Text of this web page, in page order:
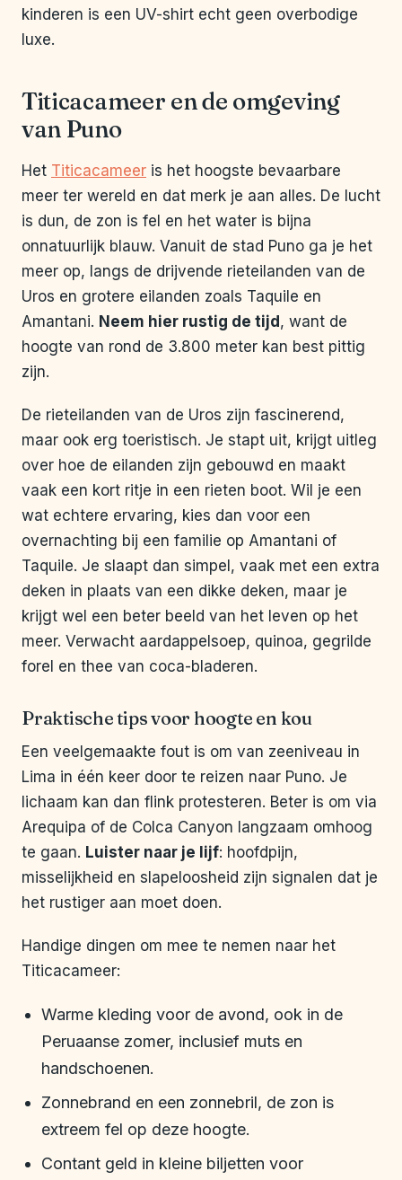
kinderen is een UV-shirt echt geen overbodige
luxe.
Titicacameer en de omgeving
van Puno
Het Titicacameer is het hoogste bevaarbare
meer ter wereld en dat merk je aan alles. De lucht
is dun, de zon is fel en het water is bijna
onnatuurlijk blauw. Vanuit de stad Puno ga je het
meer op, langs de drijvende rieteilanden van de
Uros en grotere eilanden zoals Taquile en
Amantani. Neem hier rustig de tijd , want de
hoogte van rond de 3.800 meter kan best pittig
zijn.
De rieteilanden van de Uros zijn fascinerend,
maar ook erg toeristisch. Je stapt uit, krijgt uitleg
over hoe de eilanden zijn gebouwd en maakt
vaak een kort ritje in een rieten boot. Wil je een
wat echtere ervaring, kies dan voor een
overnachting bij een familie op Amantani of
Taquile. Je slaapt dan simpel, vaak met een extra
deken in plaats van een dikke deken, maar je
krijgt wel een beter beeld van het leven op het
meer. Verwacht aardappelsoep, quinoa, gegrilde
forel en thee van coca-bladeren.
Praktische tips voor hoogte en kou
Een veelgemaakte fout is om van zeeniveau in
Lima in één keer door te reizen naar Puno. Je
lichaam kan dan flink protesteren. Beter is om via
Arequipa of de Colca Canyon langzaam omhoog
te gaan. Luister naar je lijf: hoofdpijn,
misselijkheid en slapeloosheid zijn signalen dat je
het rustiger aan moet doen.
Handige dingen om mee te nemen naar het
Titicacameer:
Warme kleding voor de avond, ook in de
Peruaanse zomer, inclusief muts en
handschoenen.
Zonnebrand en een zonnebril, de zon is
extreem fel op deze hoogte.
Contant geld in kleine biljetten voor